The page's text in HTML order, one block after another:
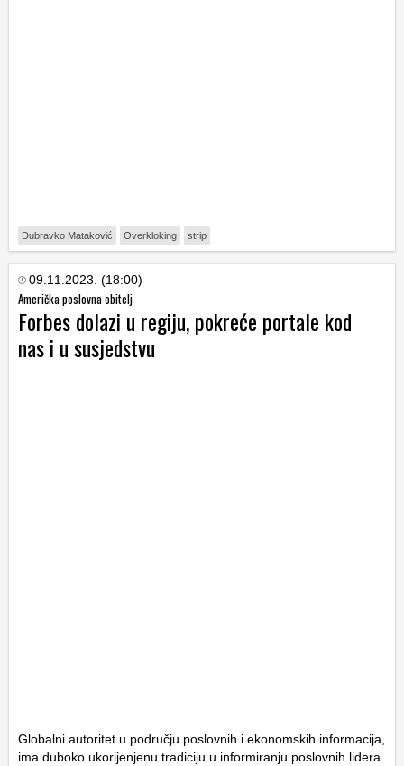
Dubravko Mataković Overkloking strip
09.11.2023. (18:00)
Američka poslovna obitelj
Forbes dolazi u regiju, pokreće portale kod
nas i u susjedstvu
Globalni autoritet u području poslovnih i ekonomskih informacija,
ima duboko ukorijenjenu tradiciju u informiranju poslovnih lidera